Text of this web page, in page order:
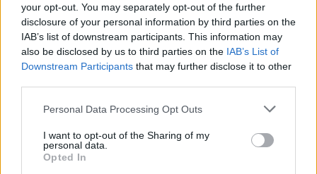
your opt-out. You may separately opt-out of the further
disclosure of your personal information by third parties on the
IAB’s list of downstream participants. This information may
also be disclosed by us to third parties on the IAB’s List of
Downstream Participants that may further disclose it to other
Please note that this website/app uses one or more Google
not limited to your visit or usage behaviour. You may click to
grant or deny consent to Google and its third-party tags to
use your data for below specified purposes in below Google
Personal Data Processing Opt Outs
I want to opt-out of the Sharing of my
personal data.
Opted In
Green Lantern Rise of the
Manhunters: divertido nuevo tráiler
con gameplay de Hal y Sinestro
22 abril, 2020
Impostors: nuevo tráiler del FPS en
el universo Batman
21 abril, 2020